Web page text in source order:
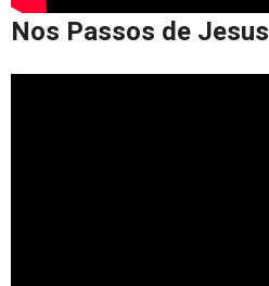
Nos Passos de Jesus